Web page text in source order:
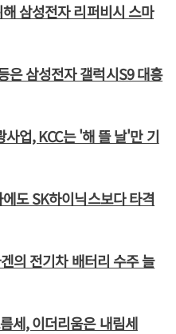
삼성전자 리퍼비시 스마
삼성전자 갤럭시S9 대흥
업, KCC는 '해 뜰 날'만 기
도 SK하이닉스보다 타격
의 전기차 배터리 수주 늘
세, 이더리움은 내림세